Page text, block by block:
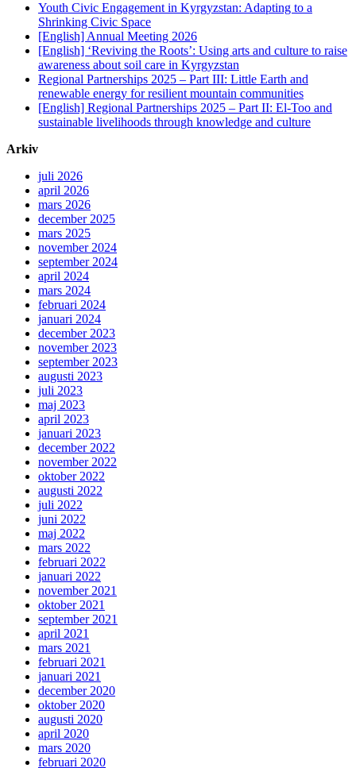
Youth Civic Engagement in Kyrgyzstan: Adapting to a
Shrinking Civic Space
[English] Annual Meeting 2026
[English] ‘Reviving the Roots’: Using arts and culture to raise
awareness about soil care in Kyrgyzstan
Regional Partnerships 2025 – Part III: Little Earth and
renewable energy for resilient mountain communities
[English] Regional Partnerships 2025 – Part II: El-Too and
sustainable livelihoods through knowledge and culture
Arkiv
juli 2026
april 2026
mars 2026
december 2025
mars 2025
november 2024
september 2024
april 2024
mars 2024
februari 2024
januari 2024
december 2023
november 2023
september 2023
augusti 2023
juli 2023
maj 2023
april 2023
januari 2023
december 2022
november 2022
oktober 2022
augusti 2022
juli 2022
juni 2022
maj 2022
mars 2022
februari 2022
januari 2022
november 2021
oktober 2021
september 2021
april 2021
mars 2021
februari 2021
januari 2021
december 2020
oktober 2020
augusti 2020
april 2020
mars 2020
februari 2020